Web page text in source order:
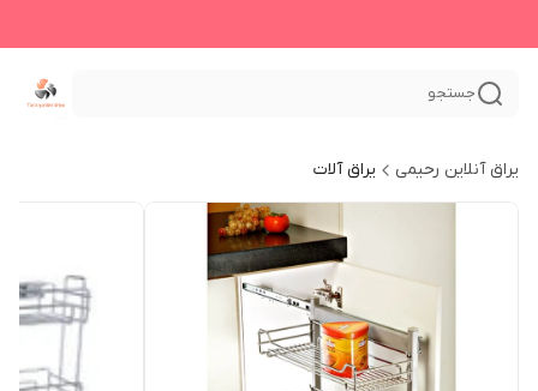
جستجو
یراق آنلاین رحیمی یراق آلات